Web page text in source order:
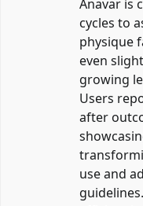
Anavar is
cycles to
physique
even
growing
Users
after
use and